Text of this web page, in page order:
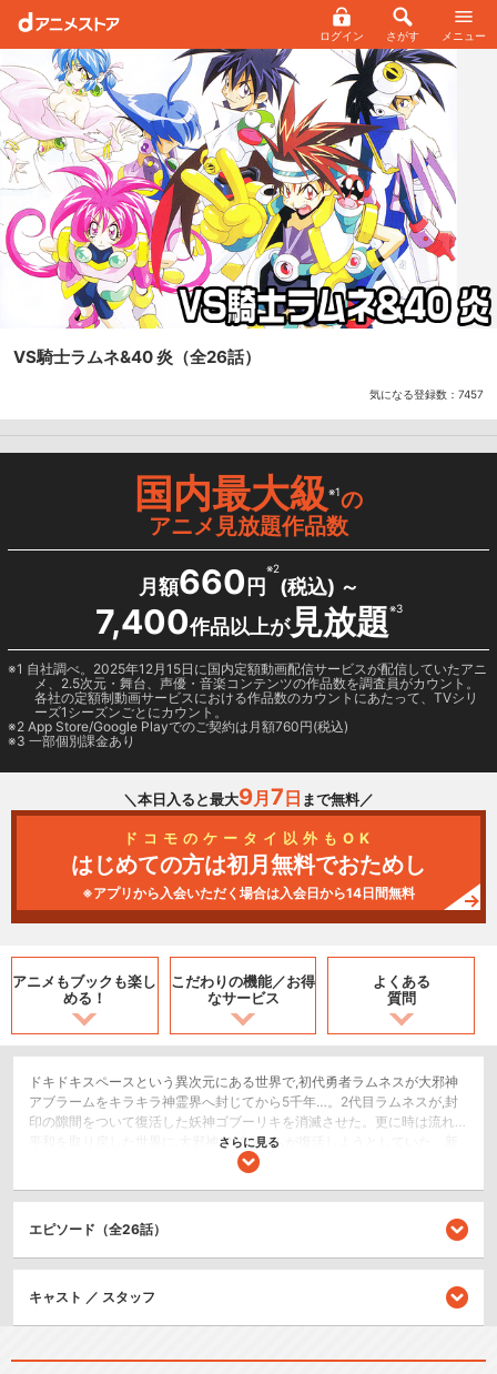
ログイン さがす メニュー
VS騎士ラムネ&40 炎 （全26話）
気になる登録数： 7457
国内最大級※1の
アニメ見放題作品数
月額660 円
※2
(税込) ～
7,400作品以上が見放題※3
1 自社調べ。2025年12月15日に国内定額動画配信サービスが配信していたアニ
メ、2.5次元・舞台、声優・音楽コンテンツの作品数を調査員がカウント。
各社の定額制動画サービスにおける作品数のカウントにあたって、TVシリ
ーズ1シーズンごとにカウント。
2 App Store/Google Playでのご契約は月額760円(税込)
3 一部個別課金あり
＼本日入ると最大9月 7 日 まで無料／
ドコモのケータイ以外もOK
はじめての方は初月無料でおためし
※アプリから入会いただく場合は入会日から14日間無料
アニメもブックも楽し
める！
こだわりの機能／お得
なサービス
よくある
質問
ドキドキスペースという異次元にある世界で,初代勇者ラムネスが大邪神
アブラームをキラキラ神霊界へ封じてから5千年…。2代目ラムネスが,封
印の隙間をついて復活した妖神ゴブーリキを消滅させた。更に時は流れ…
平和を取り戻した世界に,大邪神アブラームが復活しようとしていた。新
たな勇者が必要となり,二人の巫女・パフェとカカオは,勇者を探しに行
女の子が大好き!!ノリがよくって行き当たりばったりだけど,持ち前の熱血
で3代目ラムネスとなりアブラームに立ち向かう。ここに再び,新たなる勇
者ラムネスの冒険と戦いの物語が幕を開ける。
コメディ/ギャグ
ロボット/メカ
シリーズ／関連のアニメ作品
さらに見る
エピソード（全26話）
キャスト ／ スタッフ